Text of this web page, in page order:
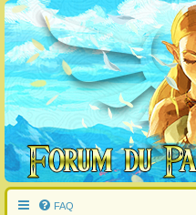
FAQ